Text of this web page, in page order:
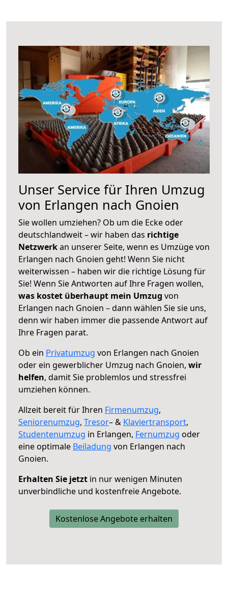
Unser Service für Ihren Umzug
von Erlangen nach Gnoien
Sie wollen umziehen? Ob um die Ecke oder
deutschlandweit – wir haben das richtige
Netzwerkan unserer Seite, wenn es Umzüge von
Erlangen nach Gnoien geht! Wenn Sie nicht
weiterwissen – haben wir die richtige Lösung für
Sie! Wenn Sie Antworten auf Ihre Fragen wollen,
was kostet überhaupt mein Umzug von
Erlangen nach Gnoien – dann wählen Sie sie uns,
denn wir haben immer die passende Antwort auf
Ihre Fragen parat.
Ob ein Privatumzug von Erlangen nach Gnoien
oder ein gewerblicher Umzug nach Gnoien, wir
helfen, damit Sie problemlos und stressfrei
umziehen können.
Allzeit bereit für Ihren Firmenumzug,
Seniorenumzug, Tresor– & Klaviertransport,
Studentenumzug in Erlangen, Fernumzug oder
eine optimale Beiladung von Erlangen nach
Gnoien.
Erhalten Sie jetzt in nur wenigen Minuten
unverbindliche und kostenfreie Angebote.
Kostenlose Angebote erhalten